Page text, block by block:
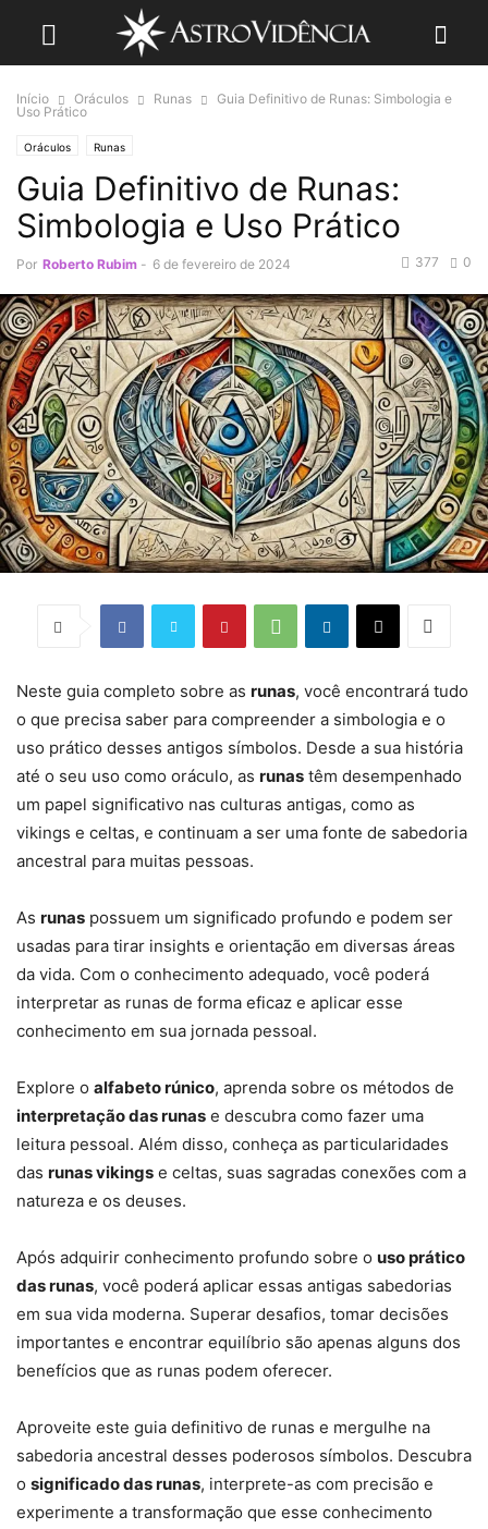
Início Oráculos Runas
Guia Definitivo de Runas: Simbologia e
Uso Prático
Oráculos Runas
Guia Definitivo de Runas:
Simbologia e Uso Prático
Por Roberto Rubim - 6 de fevereiro de 2024 0
377
Neste guia completo sobre as runas, você encontrará tudo
o que precisa saber para compreender a simbologia e o
uso prático desses antigos símbolos. Desde a sua história
até o seu uso como oráculo, as runas têm desempenhado
um papel significativo nas culturas antigas, como as
vikings e celtas, e continuam a ser uma fonte de sabedoria
ancestral para muitas pessoas.
As runas possuem um significado profundo e podem ser
usadas para tirar insights e orientação em diversas áreas
da vida. Com o conhecimento adequado, você poderá
interpretar as runas de forma eficaz e aplicar esse
conhecimento em sua jornada pessoal.
Explore o alfabeto rúnico, aprenda sobre os métodos de
interpretação das runas e descubra como fazer uma
leitura pessoal. Além disso, conheça as particularidades
das runas vikings e celtas, suas sagradas conexões com a
natureza e os deuses.
Após adquirir conhecimento profundo sobre o uso prático
das runas, você poderá aplicar essas antigas sabedorias
em sua vida moderna. Superar desafios, tomar decisões
importantes e encontrar equilíbrio são apenas alguns dos
benefícios que as runas podem oferecer.
Aproveite este guia definitivo de runas e mergulhe na
sabedoria ancestral desses poderosos símbolos. Descubra
o significado das runas, interprete-as com precisão e
experimente a transformação que esse conhecimento